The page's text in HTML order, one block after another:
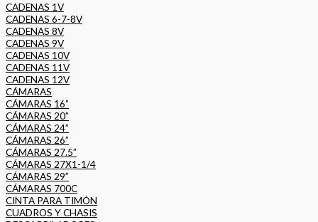
CADENAS 1V
CADENAS 6-7-8V
CADENAS 8V
CADENAS 9V
CADENAS 10V
CADENAS 11V
CADENAS 12V
CÁMARAS
CÁMARAS 16”
CÁMARAS 20”
CÁMARAS 24”
CÁMARAS 26”
CÁMARAS 27.5”
CÁMARAS 27X1-1/4
CÁMARAS 29”
CÁMARAS 700C
CINTA PARA TIMÓN
CUADROS Y CHASIS